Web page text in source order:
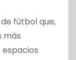
fútbol que,
más